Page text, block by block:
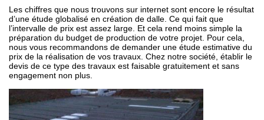
Les chiffres que nous trouvons sur internet sont encore le résultat
d’une étude globalisé en création de dalle. Ce qui fait que
l’intervalle de prix est assez large. Et cela rend moins simple la
préparation du budget de production de votre projet. Pour cela,
nous vous recommandons de demander une étude estimative du
prix de la réalisation de vos travaux. Chez notre société, établir le
devis de ce type des travaux est faisable gratuitement et sans
engagement non plus.